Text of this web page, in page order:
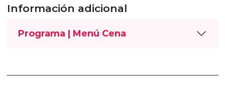
Información adicional
Programa | Menú Cena